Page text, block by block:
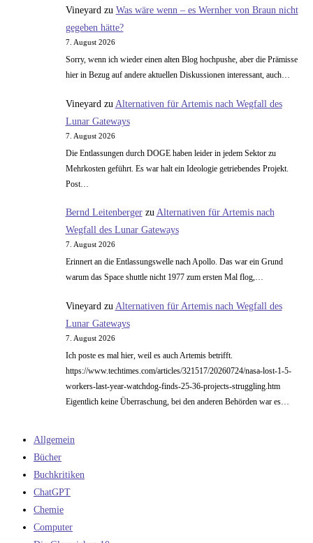
Vineyard zu Was wäre wenn – es Wernher von Braun nicht
gegeben hätte?
7. August 2026
Sorry, wenn ich wieder einen alten Blog hochpushe, aber die Prämisse
hier in Bezug auf andere aktuellen Diskussionen interessant, auch…
Vineyard zu Alternativen für Artemis nach Wegfall des
Lunar Gateways
7. August 2026
Die Entlassungen durch DOGE haben leider in jedem Sektor zu
Mehrkosten geführt. Es war halt ein Ideologie getriebendes Projekt.
Post…
Bernd Leitenbergerzu Alternativen für Artemis nach
Wegfall des Lunar Gateways
7. August 2026
Erinnert an die Entlassungswelle nach Apollo. Das war ein Grund
warum das Space shuttle nicht 1977 zum ersten Mal flog,…
Vineyard zu Alternativen für Artemis nach Wegfall des
Lunar Gateways
7. August 2026
Ich poste es mal hier, weil es auch Artemis betrifft.
https://www.techtimes.com/articles/321517/20260724/nasa-lost-1-5-
workers-last-year-watchdog-finds-25-36-projects-struggling.htm
Eigentlich keine Überraschung, bei den anderen Behörden war es…
Allgemein
Bücher
Buchkritiken
ChatGPT
Chemie
Computer